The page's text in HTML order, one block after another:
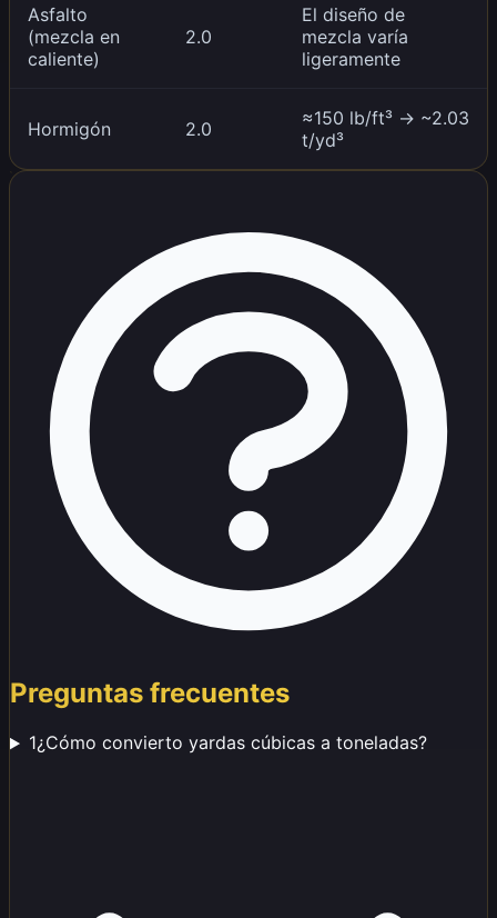
Asfalto
(mezcla en
caliente)
2.0
El diseño de
mezcla varía
ligeramente
Hormigón 2.0
≈150 lb/ft³ → ~2.03
t/yd³
Preguntas frecuentes
1¿Cómo convierto yardas cúbicas a toneladas?